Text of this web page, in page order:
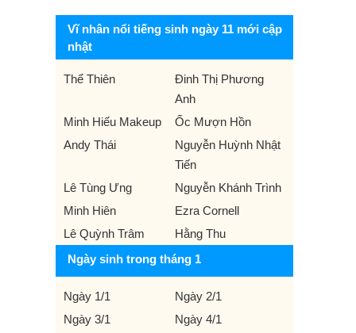
Vĩ nhân nổi tiếng sinh ngày 11 mới cập
nhật
Thể Thiên
Đinh Thị Phương
Anh
Minh Hiếu Makeup
Ốc Mượn Hồn
Andy Thái
Nguyễn Huỳnh Nhật
Tiến
Lê Tùng Ưng
Nguyễn Khánh Trình
Minh Hiên
Ezra Cornell
Lê Quỳnh Trâm
Hằng Thu
Ngày sinh trong tháng 1
Ngày 1/1
Ngày 2/1
Ngày 3/1
Ngày 4/1